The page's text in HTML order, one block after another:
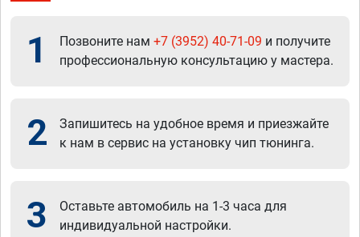
1 Позвоните нам +7 (3952) 40-71-09 и получите
профессиональную консультацию у мастера.
2
Запишитесь на удобное время и приезжайте
к нам в сервис на установку чип тюнинга.
3
Оставьте автомобиль на 1-3 часа для
индивидуальной настройки.